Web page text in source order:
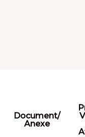
Document/
Anexe